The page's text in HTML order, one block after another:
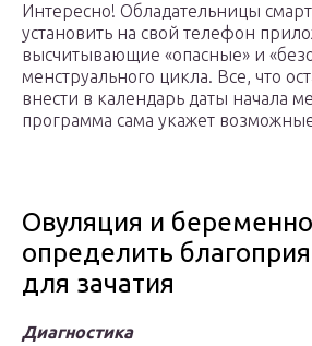
Интересно! Обладательницы
установить на свой телефон
высчитывающие «опасные» и
менструального цикла. Все, что
внести в календарь даты начала
программа сама укажет
Овуляция и
определить
для зачатия
Диагностика